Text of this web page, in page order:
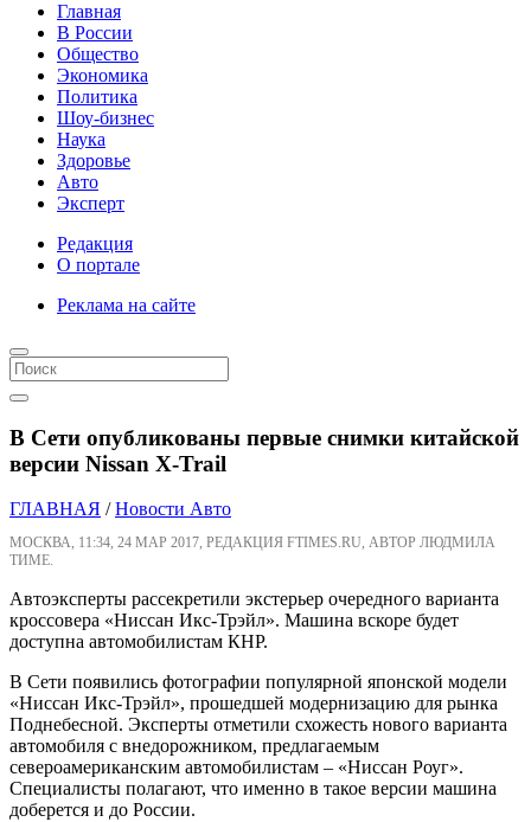
Главная
В России
Общество
Экономика
Политика
Шоу-бизнес
Наука
Здоровье
Авто
Эксперт
Редакция
О портале
Реклама на сайте
В Сети опубликованы первые снимки китайской
версии Nissan X-Trail
ГЛАВНАЯ /Новости Авто
МОСКВА, 11:34, 24 МАР 2017, РЕДАКЦИЯ FTIMES.RU, АВТОР ЛЮДМИЛА
ТИМЕ.
Автоэксперты рассекретили экстерьер очередного варианта
кроссовера «Ниссан Икс-Трэйл». Машина вскоре будет
доступна автомобилистам КНР.
В Сети появились фотографии популярной японской модели
«Ниссан Икс-Трэйл», прошедшей модернизацию для рынка
Поднебесной. Эксперты отметили схожесть нового варианта
автомобиля с внедорожником, предлагаемым
североамериканским автомобилистам – «Ниссан Роуг».
Специалисты полагают, что именно в такое версии машина
доберется и до России.